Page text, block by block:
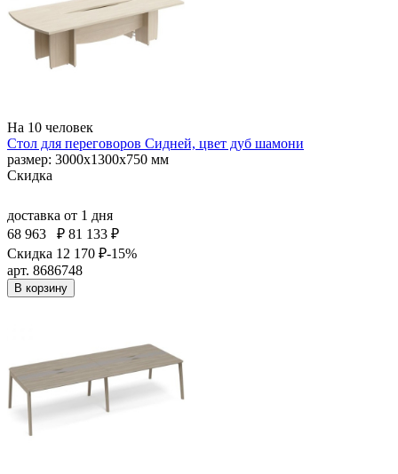
На 10 человек
Стол для переговоров Сидней, цвет дуб шамони
размер: 3000x1300x750 мм
Скидка
доставка от 1 дня
68 963
₽ 81 133 ₽
Скидка 12 170 ₽-15%
арт. 8686748
В корзину